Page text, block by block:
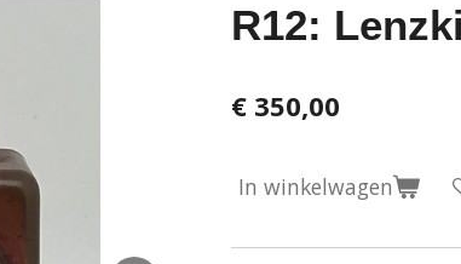
R12:
€ 350,00
In winkelwagen